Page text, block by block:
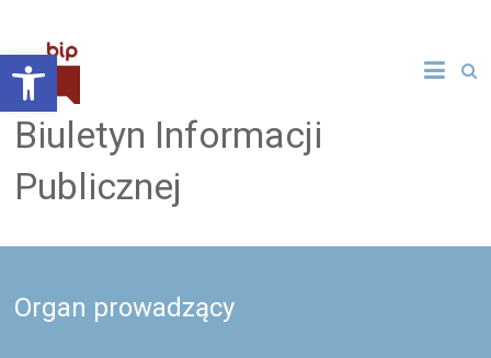
Otwórz pasek narzędzi
content
Biuletyn Informacji
Publicznej
Organ prowadzący